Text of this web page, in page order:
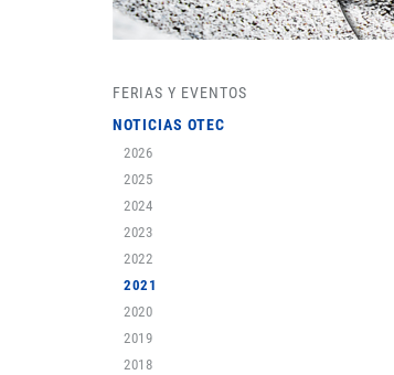
FERIAS Y EVENTOS
NOTICIAS OTEC
2026
2025
2024
2023
2022
2021
2020
2019
2018